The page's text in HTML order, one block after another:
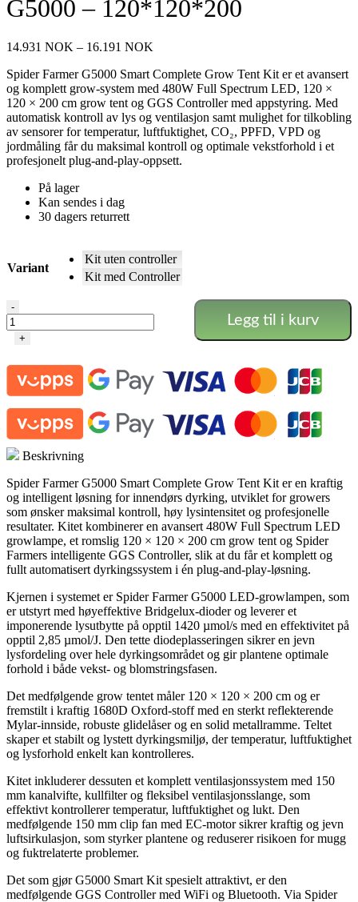
G5000 – 120*120*200
14.931 NOK – 16.191 NOK
til
16.191 NOK
Spider Farmer G5000 Smart Complete Grow Tent Kit er et avansert
og komplett grow-system med 480W Full Spectrum LED, 120 ×
120 × 200 cm grow tent og GGS Controller med appstyring. Med
automatisk kontroll av lys og ventilasjon samt mulighet for tilkobling
av sensorer for temperatur, luftfuktighet, CO₂, PPFD, VPD og
jordmåling får du maksimal kontroll og optimale vekstforhold i et
profesjonelt plug-and-play-oppsett.
På lager
Kan sendes i dag
30 dagers returrett
Variant
Kit uten controller
Kit med Controller
Spider
Farmer
Komplett
-
G5000
-
120*120*200
antall
-
+
Legg til i kurv
Beskrivning
Spider Farmer G5000 Smart Complete Grow Tent Kit er en kraftig
og intelligent løsning for innendørs dyrking, utviklet for growers
som ønsker maksimal kontroll, høy lysintensitet og profesjonelle
resultater. Kitet kombinerer en avansert 480W Full Spectrum LED
growlampe, et romslig 120 × 120 × 200 cm grow tent og Spider
Farmers intelligente GGS Controller, slik at du får et komplett og
fullt automatisert dyrkingssystem i én plug-and-play-løsning.
Kjernen i systemet er Spider Farmer G5000 LED-growlampen, som
er utstyrt med høyeffektive Bridgelux-dioder og leverer et
imponerende lysutbytte på opptil 1420 µmol/s med en effektivitet på
opptil 2,85 µmol/J. Den tette diodeplasseringen sikrer en jevn
lysfordeling over hele dyrkingsområdet og gir plantene optimale
forhold i både vekst- og blomstringsfasen.
Det medfølgende grow tentet måler 120 × 120 × 200 cm og er
fremstilt i kraftig 1680D Oxford-stoff med en sterkt reflekterende
Mylar-innside, robuste glidelåser og en solid metallramme. Teltet
skaper et stabilt og lystett dyrkingsmiljø, der temperatur, luftfuktighet
og lysforhold enkelt kan kontrolleres.
Kitet inkluderer dessuten et komplett ventilasjonssystem med 150
mm kanalvifte, kullfilter og fleksibel ventilasjonsslange, som
effektivt kontrollerer temperatur, luftfuktighet og lukt. Den
medfølgende 150 mm clip fan med EC-motor sikrer kraftig og jevn
luftsirkulasjon, som styrker plantene og reduserer risikoen for mugg
og fuktrelaterte problemer.
Det som gjør G5000 Smart Kit spesielt attraktivt, er den
medfølgende GGS Controller med WiFi og Bluetooth. Via Spider